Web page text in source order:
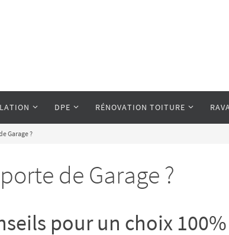
DPE RÉNOVATION TOITURE
Garage ?
de Garage ?
pour un choix